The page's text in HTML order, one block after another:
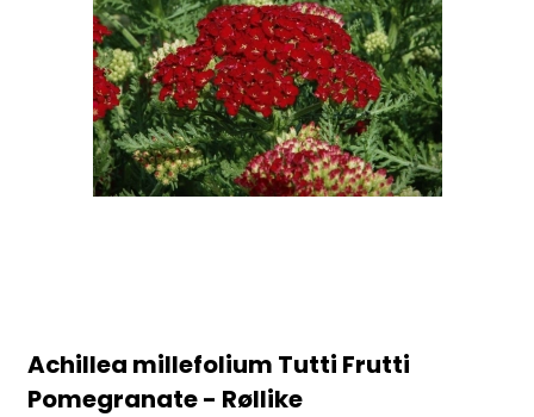
Achillea millefolium Tutti Frutti
Pomegranate - Røllike